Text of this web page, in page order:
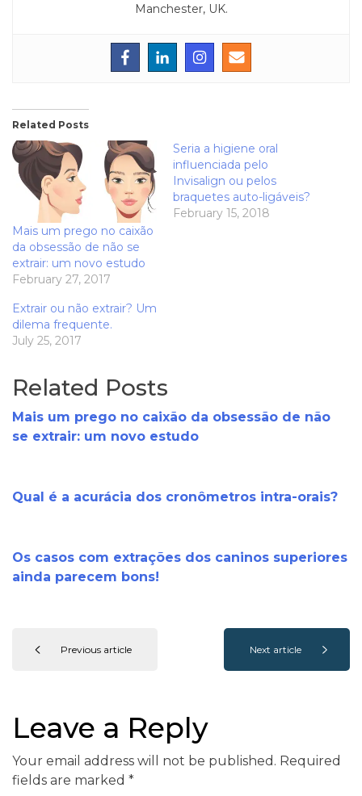
Manchester, UK.
Related Posts
Mais um prego no caixão
da obsessão de não se
extrair: um novo estudo
February 27, 2017
Seria a higiene oral
influenciada pelo
Invisalign ou pelos
braquetes auto-ligáveis?
February 15, 2018
Extrair ou não extrair? Um
dilema frequente.
July 25, 2017
Related Posts
Mais um prego no caixão da obsessão de não
se extrair: um novo estudo
Qual é a acurácia dos cronômetros intra-orais?
Os casos com extrações dos caninos superiores
ainda parecem bons!
Previous article Next article
Leave a Reply
Your email address will not be published. Required
fields are marked *